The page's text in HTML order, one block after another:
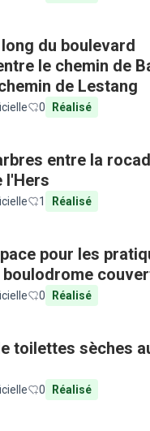
du boulevard
le chemin de
de Lestang
0 Réalisé
entre la
l'Hers
1 Réalisé
pour les
0 Réalisé
toilettes sèches
0 Réalisé